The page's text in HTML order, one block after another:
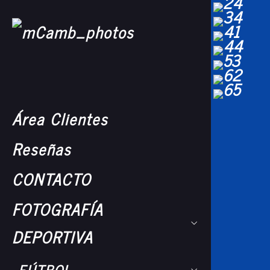
Área Clientes
Reseñas
CONTACTO
FOTOGRAFÍA
DEPORTIVA